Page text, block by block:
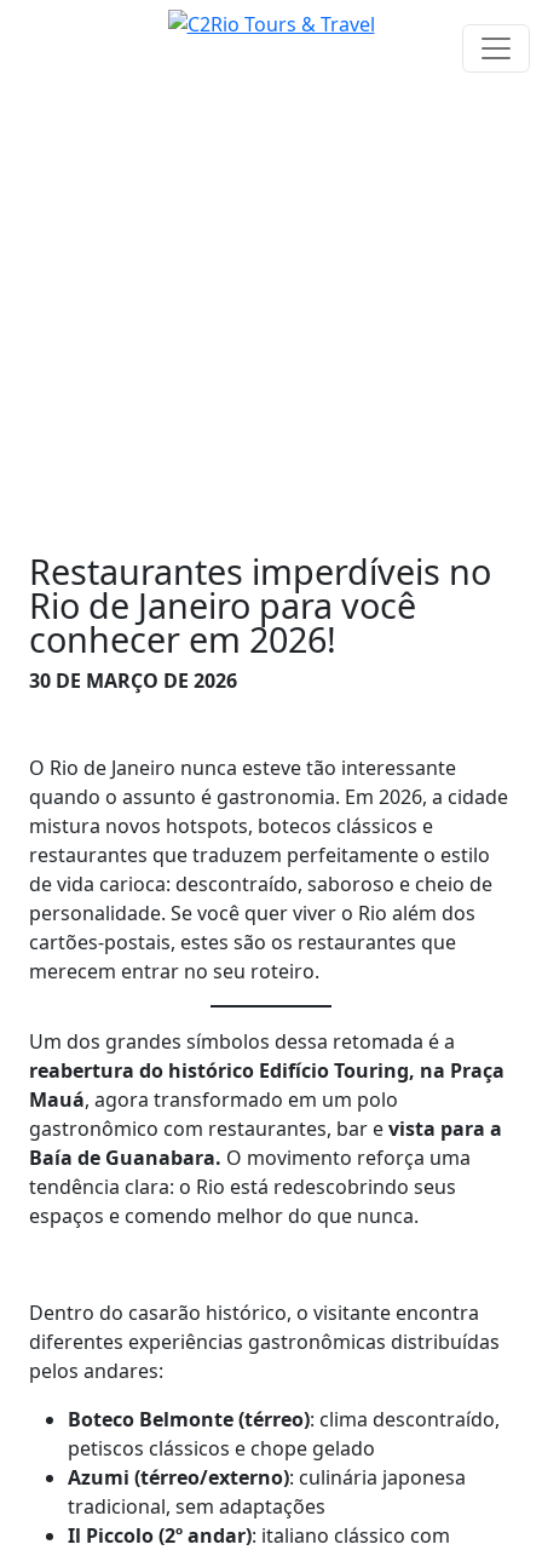
Restaurantes imperdíveis no
Rio de Janeiro para você
conhecer em 2026!
30 DE MARÇO DE 2026
O Rio de Janeiro nunca esteve tão interessante
quando o assunto é gastronomia. Em 2026, a cidade
mistura novos hotspots, botecos clássicos e
restaurantes que traduzem perfeitamente o estilo
de vida carioca: descontraído, saboroso e cheio de
personalidade. Se você quer viver o Rio além dos
cartões-postais, estes são os restaurantes que
merecem entrar no seu roteiro.
Um dos grandes símbolos dessa retomada é a
reabertura do histórico Edifício Touring, na Praça
Mauá, agora transformado em um polo
gastronômico com restaurantes, bar evista para a
Baía de Guanabara. O movimento reforça uma
tendência clara: o Rio está redescobrindo seus
espaços e comendo melhor do que nunca.
Dentro do casarão histórico, o visitante encontra
diferentes experiências gastronômicas distribuídas
pelos andares:
Boteco Belmonte (térreo): clima descontraído,
petiscos clássicos e chope gelado
Azumi (térreo/externo): culinária japonesa
tradicional, sem adaptações
Il Piccolo (2º andar): italiano clássico com